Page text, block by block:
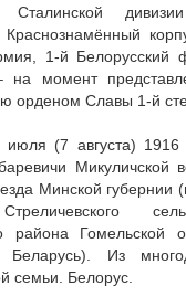
Сталинской
Краснознамённый
1-й Белорусский
на момент
орденом Славы 1-й
июля (7 августа) 1916
Микуличской
Минской губернии
района Гомельской
Беларусь). Из
семьи. Белорус.